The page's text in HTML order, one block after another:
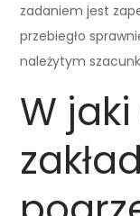
zadaniem jest
przebiegło
należytym
W
zakład